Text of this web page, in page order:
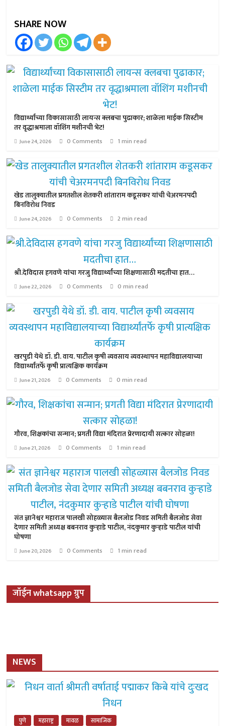
SHARE NOW
विद्यार्थ्यांच्या विकासासाठी लायन्स क्लबचा पुढाकार; शाळेला माईक सिस्टीम
तर वृद्धाश्रमाला वॉशिंग मशीनची भेट!
June 24, 2026 0 Comments 1 min read
खेड तालुक्यातील प्रगतशील शेतकरी शांताराम कडूसकर यांची चेअरमनपदी
बिनविरोध निवड
June 24, 2026 0 Comments 2 min read
श्री.देविदास हगवणे यांचा गरजु विद्यार्थ्यांच्या शिक्षणासाठी मदतीचा हात…
June 22, 2026 0 Comments 0 min read
खरपुडी येथे डॉ. डी. वाय. पाटील कृषी व्यवसाय व्यवस्थापन महाविद्यालयाच्या
विद्यार्थ्यांतर्फे कृषी प्रात्यक्षिक कार्यक्रम
June 21, 2026 0 Comments 0 min read
गौरव, शिक्षकांचा सन्मान; प्रगती विद्या मंदिरात प्रेरणादायी सत्कार सोहळा!
June 21, 2026 0 Comments 1 min read
संत ज्ञानेश्वर महाराज पालखी सोहळ्यास बैलजोड निवड समिती बैलजोड सेवा
देणार समिती अध्यक्ष बबनराव कुऱ्हाडे पाटील, नंदकुमार कुऱ्हाडे पाटील यांची
घोषणा
June 20, 2026 0 Comments 1 min read
जॉईन whatsapp ग्रुप
NEWS
पुणे महाराष्ट्र मावळ सामाजिक